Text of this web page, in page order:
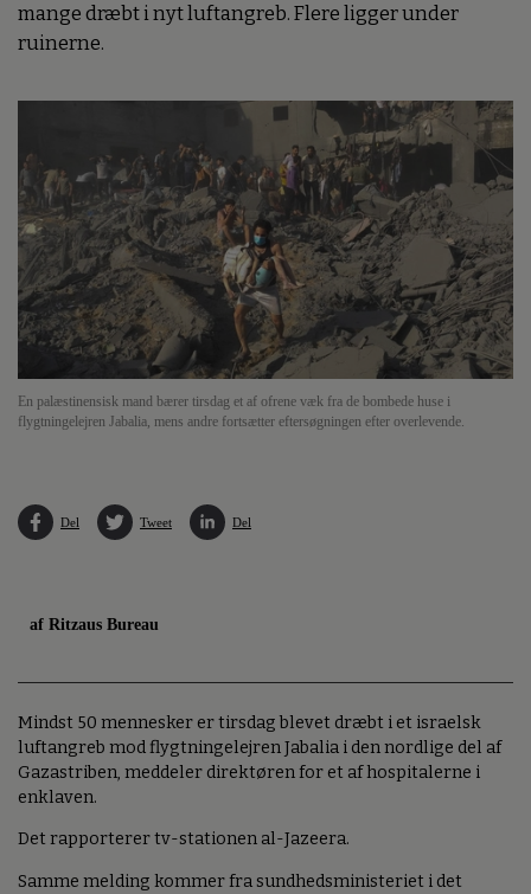
mange dræbt i nyt luftangreb. Flere ligger under
ruinerne.
En palæstinensisk mand bærer tirsdag et af ofrene væk fra de bombede huse i
flygtningelejren Jabalia, mens andre fortsætter eftersøgningen efter overlevende.
Del Tweet Del
af Ritzaus Bureau
Mindst 50 mennesker er tirsdag blevet dræbt i et israelsk
luftangreb mod flygtningelejren Jabalia i den nordlige del af
Gazastriben, meddeler direktøren for et af hospitalerne i
enklaven.
Det rapporterer tv-stationen al-Jazeera.
Samme melding kommer fra sundhedsministeriet i det